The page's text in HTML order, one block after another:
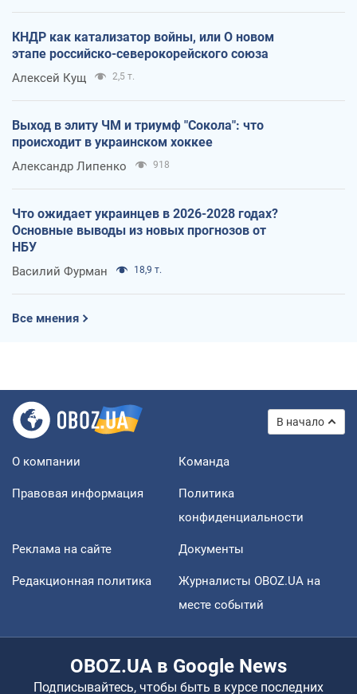
КНДР как катализатор войны, или О новом
этапе российско-северокорейского союза
Алексей Кущ 2,5 т.
Выход в элиту ЧМ и триумф "Сокола": что
происходит в украинском хоккее
Александр Липенко 918
Что ожидает украинцев в 2026-2028 годах?
Основные выводы из новых прогнозов от
НБУ
Василий Фурман 18,9 т.
Все мнения
В начало
О компании Команда
Правовая информация
Политика
конфиденциальности
Реклама на сайте Документы
Редакционная политика
Журналисты OBOZ.UA на
месте событий
OBOZ.UA в Google News
Подписывайтесь, чтобы быть в курсе последних